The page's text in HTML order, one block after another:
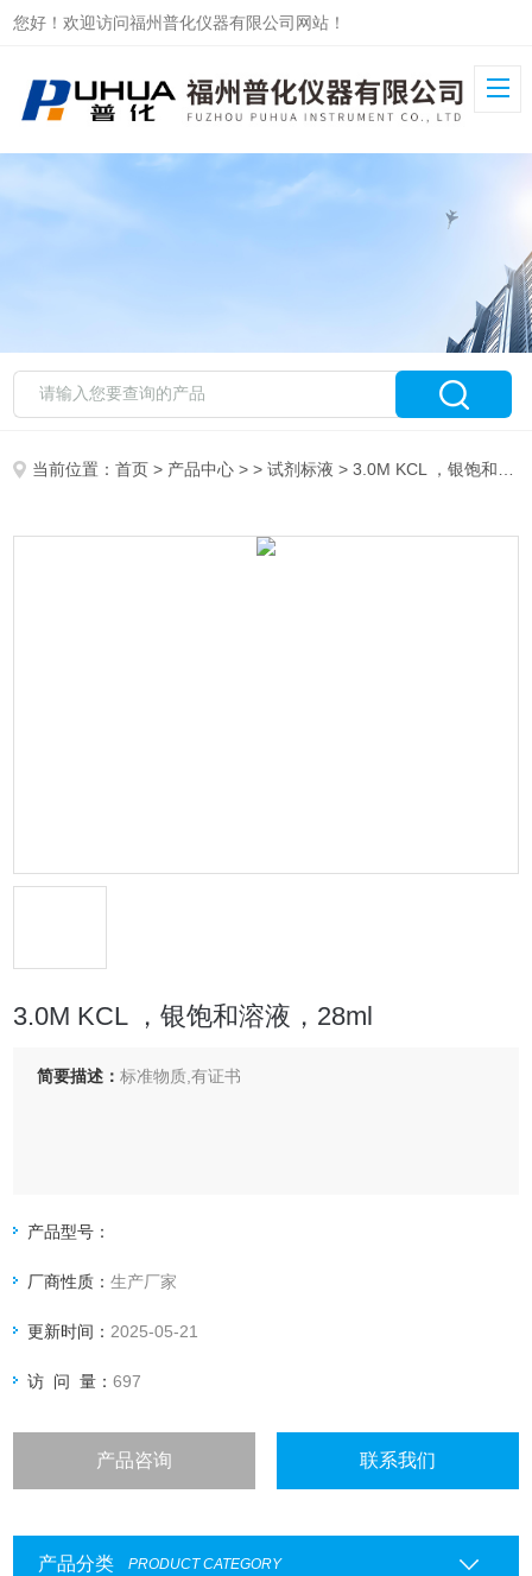
您好！欢迎访问福州普化仪器有限公司网站！
当前位置：首页 > 产品中心 > >试剂标液 > 3.0M KCL ，银饱和溶液，28ml
3.0M KCL ，银饱和溶液，28ml
简要描述：标准物质,有证书
产品型号：
厂商性质：生产厂家
更新时间： 2025-05-21
访 问 量：697
产品咨询 联系我们
产品分类 PRODUCT CATEGORY